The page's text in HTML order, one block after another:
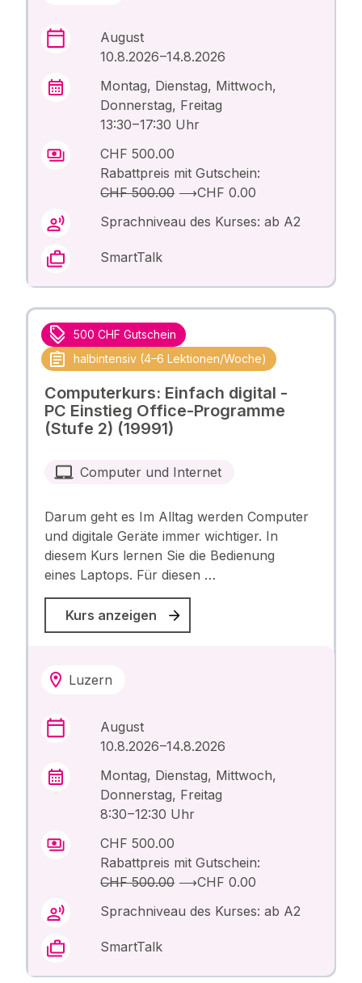
August
10.8.2026 –14.8.2026
Montag, Dienstag, Mittwoch,
Donnerstag, Freitag
13:30 – 17:30 Uhr
CHF 500.00
Rabattpreis mit Gutschein:
CHF 500.00⟶CHF 0.00
Sprachniveau des Kurses: ab A2
SmartTalk
500 CHF Gutschein
halbintensiv (4–6 Lektionen/Woche)
Computerkurs: Einfach digital -
PC Einstieg Office-Programme
(Stufe 2) (19991)
Computer und Internet
Darum geht es Im Alltag werden Computer
und digitale Geräte immer wichtiger. In
diesem Kurs lernen Sie die Bedienung
eines Laptops. Für diesen …
Kurs anzeigen
Luzern
August
10.8.2026 –14.8.2026
Montag, Dienstag, Mittwoch,
Donnerstag, Freitag
8:30 – 12:30 Uhr
CHF 500.00
Rabattpreis mit Gutschein:
CHF 500.00⟶CHF 0.00
Sprachniveau des Kurses: ab A2
SmartTalk